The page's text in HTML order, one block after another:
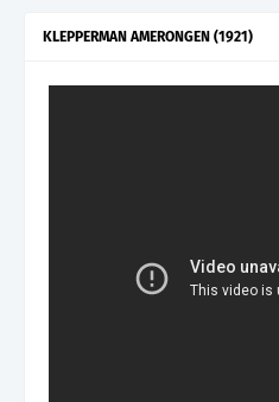
KLEPPERMAN AMERONGEN (1921)